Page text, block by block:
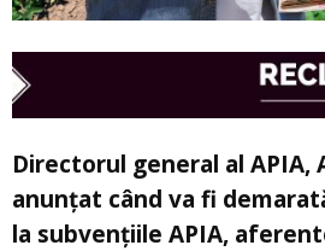
Directorul general al APIA,
anunțat când va fi
la subvențiile APIA,